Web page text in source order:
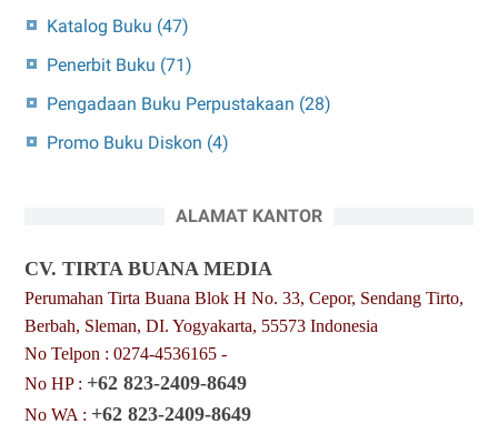
Katalog Buku (47)
Penerbit Buku (71)
Pengadaan Buku Perpustakaan (28)
Promo Buku Diskon (4)
ALAMAT KANTOR
CV. TIRTA BUANA MEDIA
Perumahan Tirta Buana Blok H No. 33, Cepor, Sendang Tirto,
Berbah, Sleman, DI. Yogyakarta, 55573 Indonesia
No Telpon : 0274-4536165 -
No HP : +62 823-2409-8649
No WA : +62 823-2409-8649